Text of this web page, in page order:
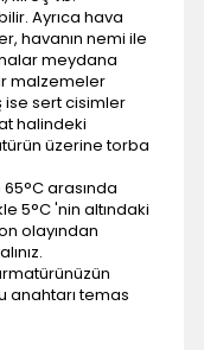
Ayrıca hava
havanın nemi ile
meydana
malzemeler
ise sert cisimler
halindeki
üzerine torba
arasında
5°C 'nin altındaki
olayından
anahtarı temas